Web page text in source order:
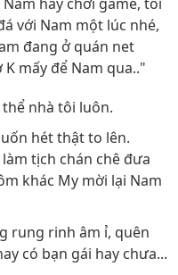
với Nam một lúc nhé,
đang ở quán net
mấy để Nam qua.."
nhà tôi luôn.
hét thật to lên.
tịch chán chê đưa
khác My mời lại Nam
rung rinh âm ỉ, quên
có bạn gái hay chưa...